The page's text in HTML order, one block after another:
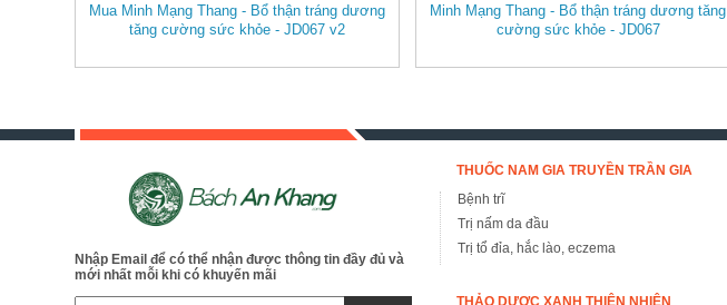
Mua Minh Mạng Thang - Bổ thận tráng dương
tăng cường sức khỏe - JD067 v2
Minh Mạng Thang - Bổ thận tráng dương tăng
cường sức khỏe - JD067
Nhập Email để có thể nhận được thông tin đầy đủ và
mới nhất mỗi khi có khuyến mãi
THUỐC NAM GIA TRUYỀN TRẦN GIA
Bệnh trĩ
Trị nấm da đầu
Trị tổ đỉa, hắc lào, eczema
THẢO DƯỢC XANH THIÊN NHIÊN